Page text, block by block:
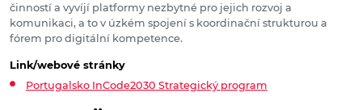
činností a vyvíjí platformy nezbytné pro jejich rozvoj a
komunikaci, a to v úzkém spojení s koordinační strukturou a
fórem pro digitální kompetence.
Link/webové stránky
Portugalsko InCode2030 Strategický program